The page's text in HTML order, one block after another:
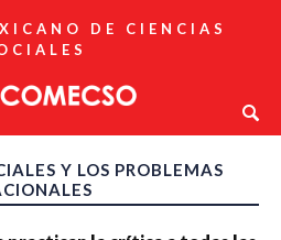
DE CIENCIAS
Y LOS PROBLEMAS